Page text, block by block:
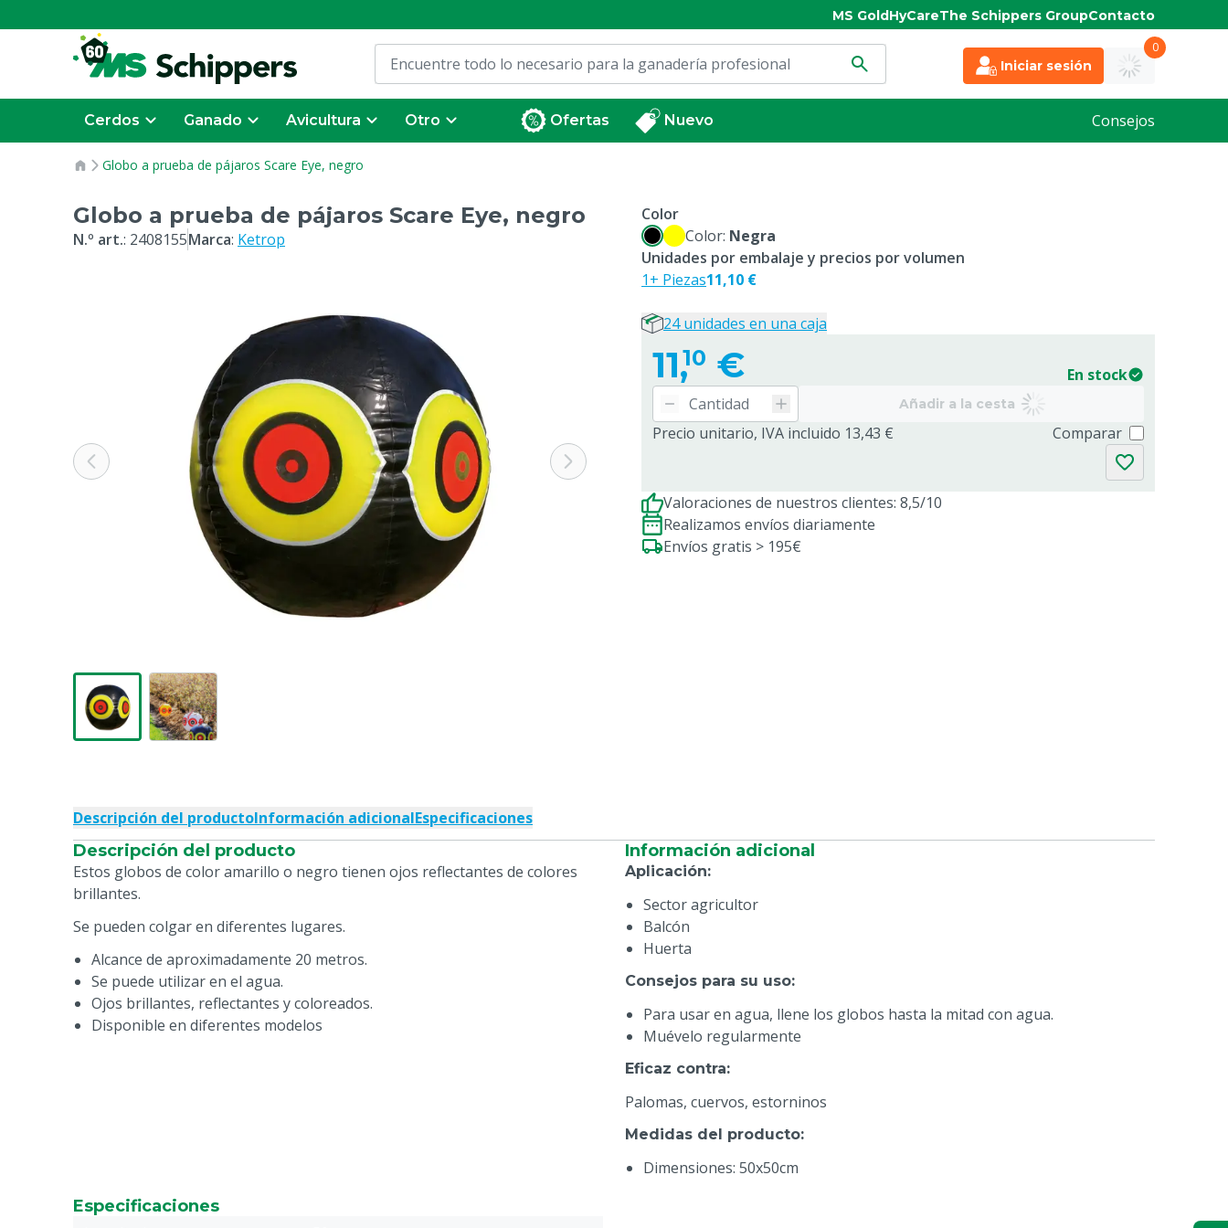
MS GoldHyCareThe Schippers GroupContacto
Iniciar sesión
0
Cerdos Ganado Avicultura Otro Ofertas Nuevo Consejos
Globo a prueba de pájaros Scare Eye, negro
Globo a prueba de pájaros Scare Eye, negro
N.º art.: 2408155Marca: Ketrop
Color
Color: Negra
11,10 € En stock
Añadir a la cesta
Precio unitario, IVA incluido 13,43 € Comparar
Unidades por embalaje y precios por volumen
1+ Piezas11,10 €
24 unidades en una caja
Valoraciones de nuestros clientes: 8,5/10
Realizamos envíos diariamente
Envíos gratis > 195€
Descripción del productoInformación adicionalEspecificaciones
Descripción del producto
Estos globos de color amarillo o negro tienen ojos reflectantes de colores
brillantes.
Se pueden colgar en diferentes lugares.
Alcance de aproximadamente 20 metros.
Se puede utilizar en el agua.
Ojos brillantes, reflectantes y coloreados.
Disponible en diferentes modelos
Información adicional
Aplicación:
Sector agricultor
Balcón
Huerta
Consejos para su uso:
Para usar en agua, llene los globos hasta la mitad con agua.
Muévelo regularmente
Eficaz contra:
Palomas, cuervos, estorninos
Medidas del producto:
Dimensiones: 50x50cm
Especificaciones